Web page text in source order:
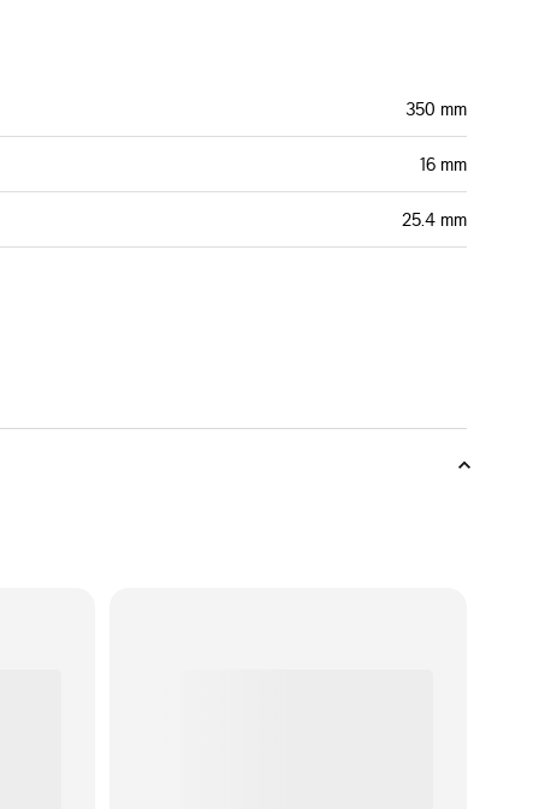
350 mm
16 mm
25.4 mm